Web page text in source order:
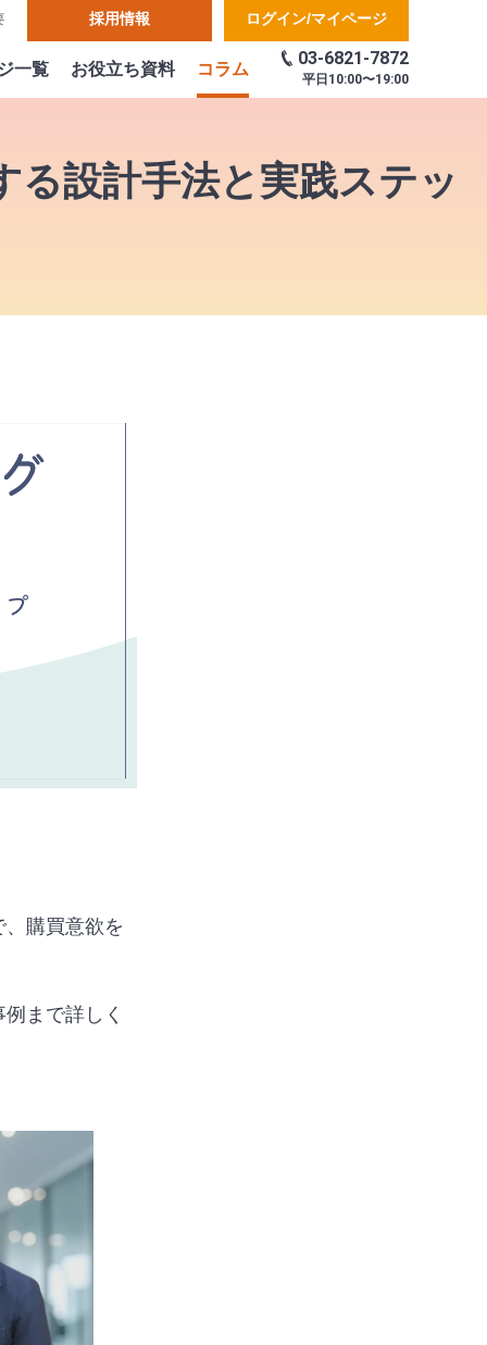
採用情報 ログイン/マイページ
03-6821-7872
平日 10:00〜19:00
一覧 お役立ち資料 コラム
る設計手法と実践ステッ
購買意欲を
まで詳しく